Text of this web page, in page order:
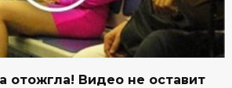
отожгла! Видео не оставит